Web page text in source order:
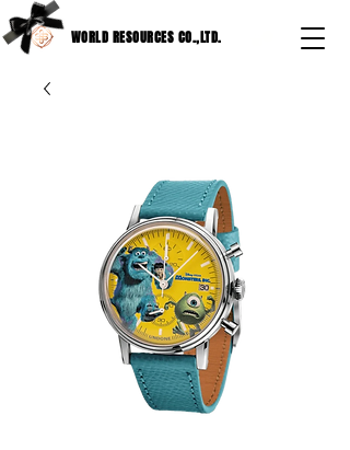
WORLD RESOURCES CO.,LTD.